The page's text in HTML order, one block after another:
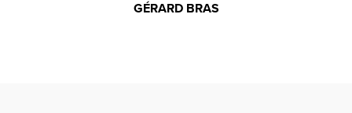
GÉRARD BRAS